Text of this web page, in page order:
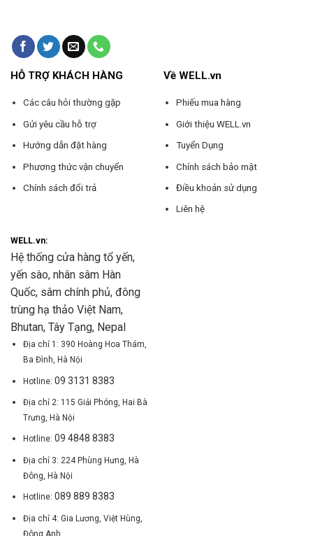
HỖ TRỢ KHÁCH HÀNG
Các câu hỏi thường gặp
Gửi yêu cầu hỗ trợ
Hướng dẫn đặt hàng
Phương thức vận chuyển
Chính sách đổi trả
Về WELL.vn
Phiếu mua hàng
Giới thiệu WELL.vn
Tuyển Dụng
Chính sách bảo mật
Điều khoản sử dụng
Liên hệ
WELL.vn:
Hệ thống cửa hàng tổ yến,
yến sào, nhân sâm Hàn
Quốc, sâm chính phủ, đông
trùng hạ thảo Việt Nam,
Bhutan, Tây Tạng, Nepal
Địa chỉ 1: 390 Hoàng Hoa Thám,
Ba Đình, Hà Nội
Hotline: 09 3131 8383
Địa chỉ 2: 115 Giải Phóng, Hai Bà
Trưng, Hà Nội
Hotline: 09 4848 8383
Địa chỉ 3: 224 Phùng Hưng, Hà
Đông, Hà Nội
Hotline: 089 889 8383
Địa chỉ 4: Gia Lương, Việt Hùng,
Đông Anh